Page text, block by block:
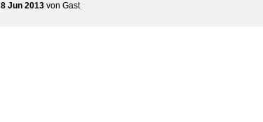
8 Jun 2013 von Gast